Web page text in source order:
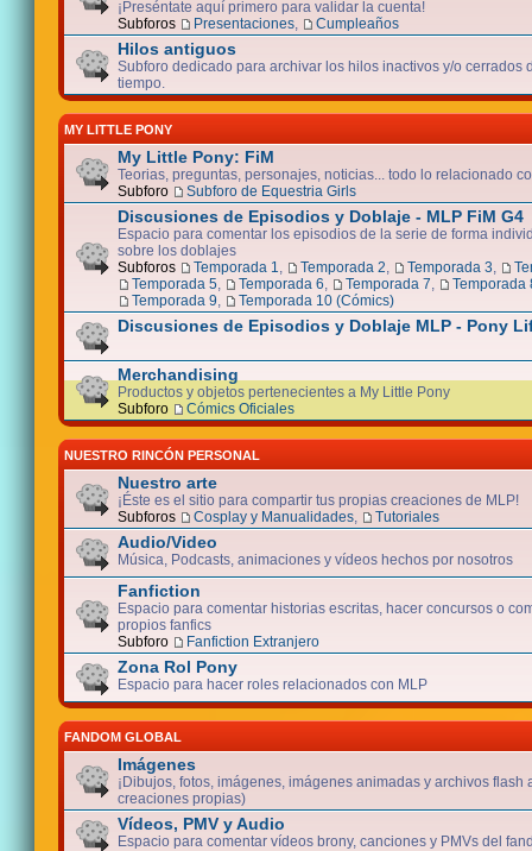
¡Preséntate aquí primero para validar la cuenta!
Subforos
Presentaciones Cumpleaños
Hilos antiguos
Subforo dedicado para archivar los hilos inactivos y/o cerrados
tiempo.
MY LITTLE PONY
My Little Pony: FiM
Teorias, preguntas, personajes, noticias... todo lo relacionado
Subforo
Subforo de Equestria Girls
Discusiones de Episodios y Doblaje - MLP FiM G4
Espacio para comentar los episodios de la serie de forma
sobre los doblajes
Subforos
Temporada 1 Temporada 2 Temporada 3
Temporada 5
Temporada 6 Temporada 7
Temporada
Temporada 9
Temporada 10 (Cómics)
Discusiones de Episodios y Doblaje MLP - Pony
Merchandising
Productos y objetos pertenecientes a My Little Pony
Subforo
Cómics Oficiales
NUESTRO RINCÓN PERSONAL
Nuestro arte
¡Éste es el sitio para compartir tus propias creaciones de MLP!
Subforos
Cosplay y Manualidades Tutoriales
Audio/Video
Música, Podcasts, animaciones y vídeos hechos por nosotros
Fanfiction
Espacio para comentar historias escritas, hacer concursos o
propios fanfics
Subforo
Fanfiction Extranjero
Zona Rol Pony
Espacio para hacer roles relacionados con MLP
FANDOM GLOBAL
Imágenes
¡Dibujos, fotos, imágenes, imágenes animadas y archivos flash
creaciones propias)
Vídeos, PMV y Audio
Espacio para comentar vídeos brony, canciones y PMVs del